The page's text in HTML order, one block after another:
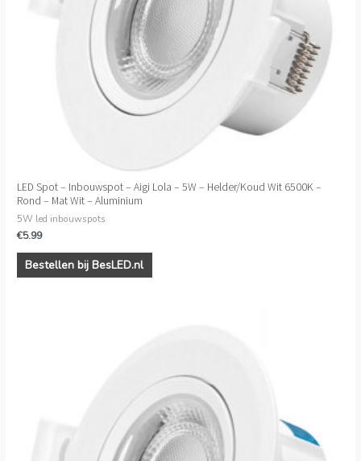
LED Spot – Inbouwspot – Aigi Lola – 5W – Helder/Koud Wit 6500K –
Rond – Mat Wit – Aluminium
5W led inbouwspots
€5.99
Bestellen bij BesLED.nl